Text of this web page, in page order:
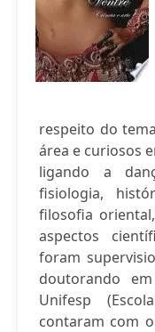
respeito do
área e curiosos
ligando a
fisiologia,
filosofia
aspectos
foram
doutorando
Unifesp
contaram com